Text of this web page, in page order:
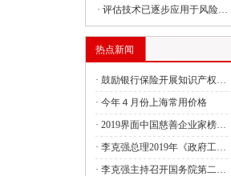
国家发展改革委负责同志出席建设全国统一大市场国务
国家发展改革委副主任丛亮会见阿曼能源与矿产部次大
· 评估技术已逐步应用于风险…
热点新闻
· 鼓励银行保险开展知识产权…
· 今年４月份上海常用价格
· 2019界面中国慈善企业家榜…
· 李克强总理2019年《政府工…
· 李克强主持召开国务院第二…